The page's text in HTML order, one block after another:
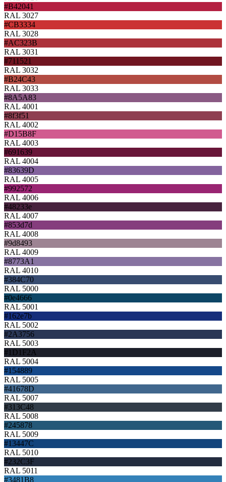
#B42041
RAL 3027
#CB3334
RAL 3028
#AC323B
RAL 3031
#711521
RAL 3032
#B24C43
RAL 3033
#8A5A83
RAL 4001
#8f3f51
RAL 4002
#D15B8F
RAL 4003
#691639
RAL 4004
#83639D
RAL 4005
#992572
RAL 4006
#48233e
RAL 4007
#853d7d
RAL 4008
#9d8493
RAL 4009
#8773A1
RAL 4010
#384C70
RAL 5000
#0e4666
RAL 5001
#162e7b
RAL 5002
#2A3756
RAL 5003
#1D1F2A
RAL 5004
#154889
RAL 5005
#41678D
RAL 5007
#313C48
RAL 5008
#245878
RAL 5009
#13447C
RAL 5010
#232C3F
RAL 5011
#3481B8